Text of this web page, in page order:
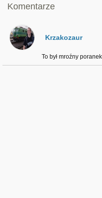
Komentarze
Krzakozaur
To był mroźny